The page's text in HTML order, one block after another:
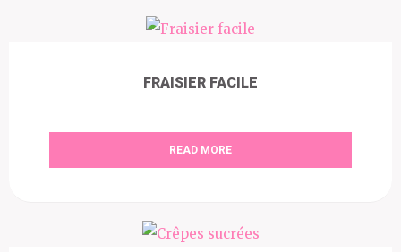
FRAISIER FACILE
READ MORE